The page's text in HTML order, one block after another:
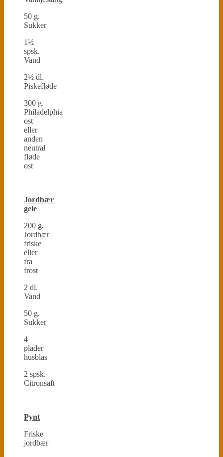
50 g.
Sukker
1½
spsk.
Vand
2½ dl.
Piskefløde
300 g.
Philadelphia
ost
eller
anden
neutral
fløde
ost
Jordbær
gele
200 g.
Jordbær
friske
eller
fra
frost
2 dl.
Vand
50 g.
Sukker
4
plader
husblas
2 spsk.
Citronsaft
Pynt
Friske
jordbær